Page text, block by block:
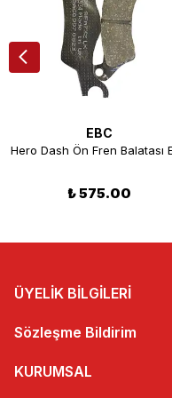
EBC
₺ 575.00
ÜYELİK BİLGİLERİ
Sözleşme Bildirim
KURUMSAL